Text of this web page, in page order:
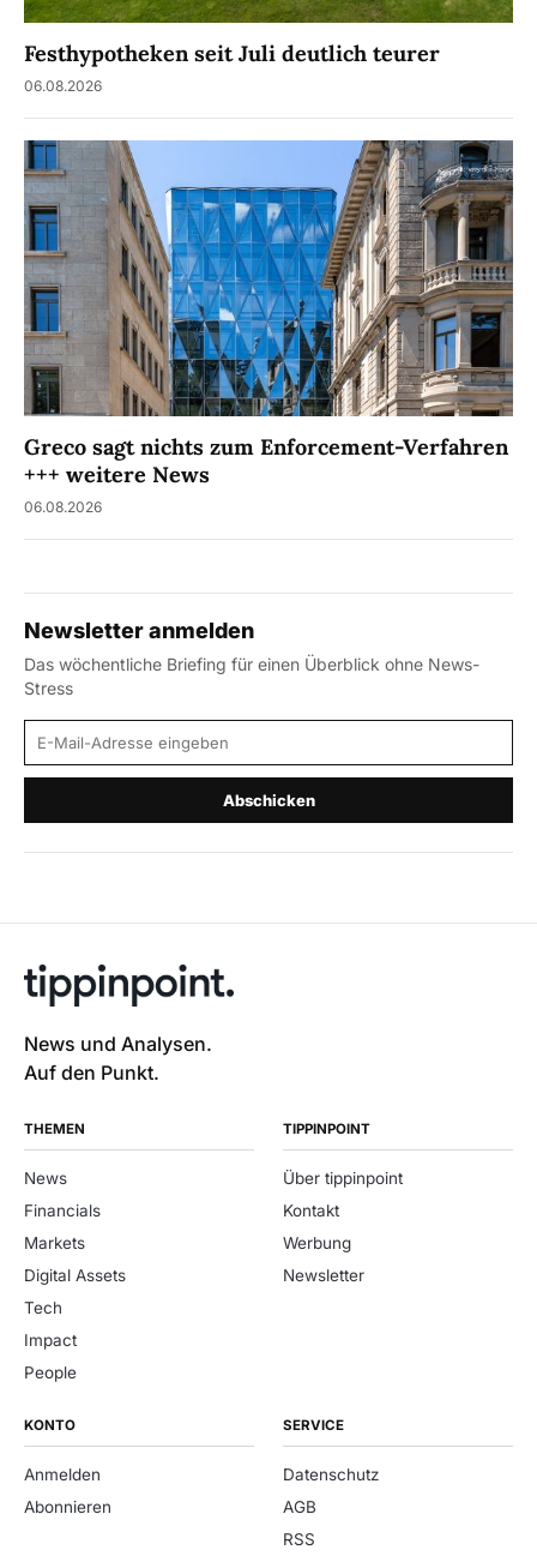
Festhypotheken seit Juli deutlich teurer
06.08.2026
Greco sagt nichts zum Enforcement-Verfahren
+++ weitere News
06.08.2026
Newsletter anmelden
Das wöchentliche Briefing für einen Überblick ohne News-
Stress
E-Mail-Adresse
Abschicken
News und Analysen.
Auf den Punkt.
THEMEN
News
Financials
Markets
Digital Assets
Tech
Impact
People
TIPPINPOINT
Über tippinpoint
Kontakt
Werbung
Newsletter
KONTO
Anmelden
Abonnieren
SERVICE
Datenschutz
AGB
RSS